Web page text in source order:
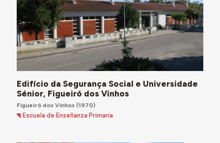
Edifício da Segurança Social e Universidade
Sénior, Figueiró dos Vinhos
Figueiró dos Vinhos(1970)
Escuela de Enseñanza Primaria